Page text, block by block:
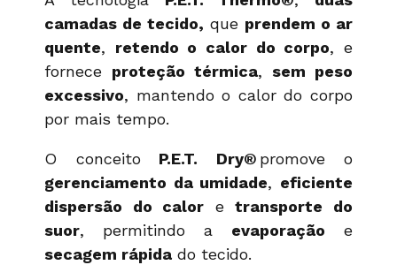
camadas de tecido, que prendem o ar
quente, retendo o calor do corpo, e
fornece proteção térmica, sem peso
excessivo, mantendo o calor do corpo
por mais tempo.
O conceito P.E.T. Dry® promove o
gerenciamento da umidade, eficiente
dispersão do calor etransporte do
suor, permitindo a evaporação e
secagem rápida do tecido.